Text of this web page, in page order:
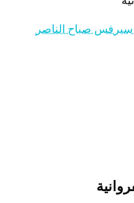
صباح الناصر